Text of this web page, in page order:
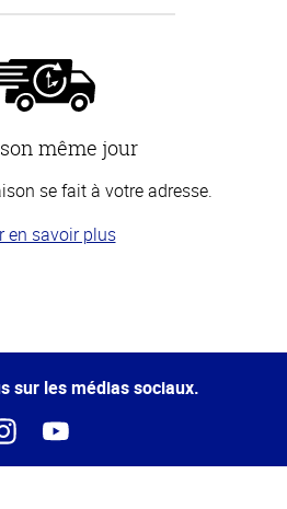
même jour
se fait à votre adresse.
en savoir plus
sur les médias sociaux.